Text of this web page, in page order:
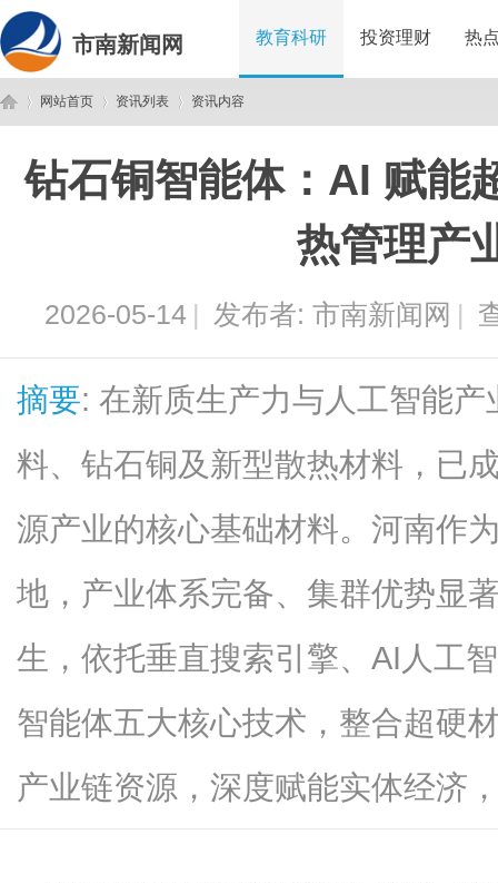
市南新闻网 教育科研 投资理财 热
网站首页
›
资讯列表
›
资讯内容
钻石铜智能体：AI 赋能
热管理产
2026-05-14 | 发布者: 市南新闻网 |
摘要: 在新质生产力与人工智能
料、钻石铜及新型散热材料，已
源产业的核心基础材料。河南作
地，产业体系完备、集群优势显
生，依托垂直搜索引擎、AI人工
智能体五大核心技术，整合超硬
产业链资源，深度赋能实体经济